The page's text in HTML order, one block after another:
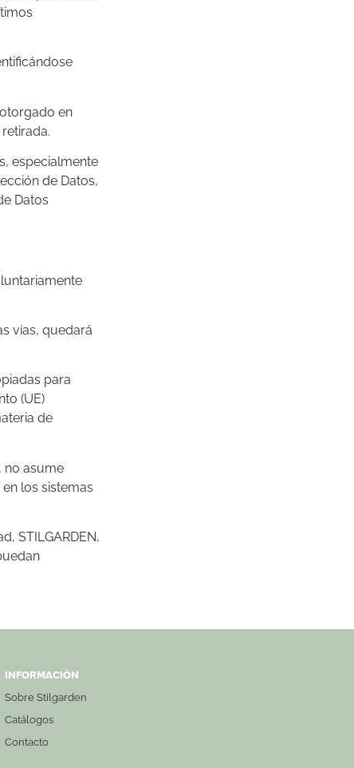
en
especialmente
de Datos,
Datos
vías, quedará
para
(UE)
de
no asume
los sistemas
STILGARDEN,
INFORMACIÓN
Sobre Stilgarden
Catálogos
Contacto